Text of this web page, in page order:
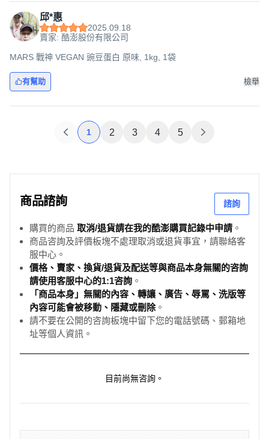
邱*惠
2025.09.18
賣家: 酷澎股份有限公司
MARS 戰神 VEGAN 豌豆蛋白 原味, 1kg, 1袋
有幫助 檢舉
1 2 3 4 5
商品諮詢 諮詢
購買的商品 取消/退貨請在我的酷澎購買記錄中申請 。
商品咨詢及評價板塊不處理取消或退貨事宜，請聯絡客
服中心。
價格、賣家、換貨/退貨及配送等與商品本身無關的咨詢
請使用客服中心的1:1咨詢 。
「商品本身」無關的內容、轉讓、廣告、辱罵、洗版等
內容可能會被移動、隱藏或刪除。
請不要在公開的咨詢板塊中留下您的電話號碼、郵箱地
址等個人資訊。
目前尚無咨詢。